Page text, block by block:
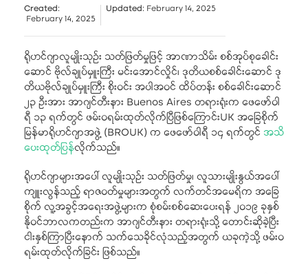
Created:
February 14, 2025
Updated: February 14, 2025
ရိုဟင်ဂျာလူမျိုးသုဉ်း သတ်ဖြတ်မှုဖြင့် အာဏာသိမ်း စစ်အုပ်စုခေါင်း
ဆောင် ဗိုလ်ချုပ်မှူးကြီး မင်းအောင်လှိုင်၊ ဒုတိယစစ်ခေါင်းဆောင် ဒု
တိယဗိုလ်ချုပ်မှူးကြီး စိုးဝင်း အပါအဝင် ထိပ်တန်း စစ်ခေါင်းဆောင်
၂၃ ဦးအား အာဂျင်တီးနား Buenos Aires တရားရုံးက ဖေဖော်ဝါ
ရီ ၁၃ ရက်တွင် ဖမ်းဝရမ်းထုတ်လိုက်ပြီဖြစ်ကြောင်းUK အခြေစိုက်
မြန်မာရိုဟင်ဂျာအဖွဲ့ (BROUK) က ဖေဖော်ဝါရီ ၁၄ ရက်တွင် အသိ
ပေးထုတ်ပြန်လိုက်သည်။
ရိုဟင်ဂျာများအပေါ် လူမျိုးသုဉ်း သတ်ဖြတ်မှု၊ လူသားမျိုးနွယ်အပေါ်
ကျူးလွန်သည့် ရာဇဝတ်မှုများအတွက် လက်တင်အမေရိက အခြေ
စိုက် လူ့အခွင့်အရေးအဖွဲ့များက စုံစမ်းစစ်ဆေးပေးရန် ၂၀၁၉ ခုနှစ်
နိုဝင်ဘာလကတည်းက အာဂျင်တီးနား တရားရုံးသို့ တောင်းဆိုခဲ့ပြီး
ငါးနှစ်ကြာပြီးနောက် သက်သေခိုင်လုံသည့်အတွက် ယခုကဲ့သို့ ဖမ်းဝ
ရမ်းထုတ်လိုက်ခြင်း ဖြစ်သည်။